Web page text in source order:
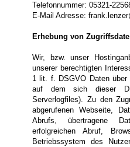
Telefonnummer: 05321-
E-Mail Adresse:
Erhebung von
Wir, bzw. unser
unserer berechtigten
1 lit. f. DSGVO Daten
auf dem sich dieser
Serverlogfiles). Zu den
abgerufenen Webseite,
Abrufs, übertragene
erfolgreichen Abruf,
Betriebssystem des